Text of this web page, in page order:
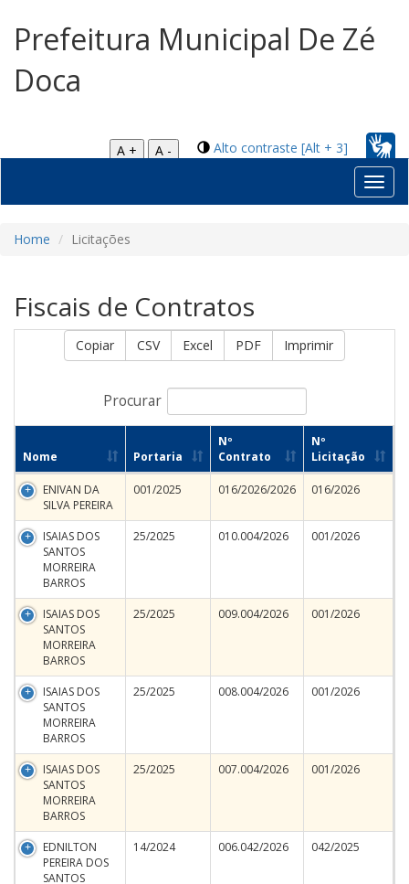
Prefeitura Municipal De Zé
Doca
Alto contraste [Alt + 3]
A +
A -
Home Licitações
Fiscais de Contratos
Copiar CSV Excel PDF Imprimir
Procurar
Nome Portaria
Nº
Contrato
Nº
Licitação
ENIVAN DA
SILVA PEREIRA
001/2025 016/2026/2026 016/2026
ISAIAS DOS
SANTOS
MORREIRA
BARROS
25/2025 010.004/2026 001/2026
ISAIAS DOS
SANTOS
MORREIRA
BARROS
25/2025 009.004/2026 001/2026
ISAIAS DOS
SANTOS
MORREIRA
BARROS
25/2025 008.004/2026 001/2026
ISAIAS DOS
SANTOS
MORREIRA
BARROS
25/2025 007.004/2026 001/2026
EDNILTON
PEREIRA DOS
SANTOS
14/2024 006.042/2026 042/2025